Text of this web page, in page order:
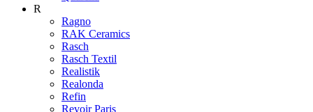
R
Ragno
RAK Ceramics
Rasch
Rasch Textil
Realistik
Realonda
Refin
Revoir Paris